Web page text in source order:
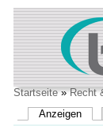
Startseite»Recht
Anzeigen